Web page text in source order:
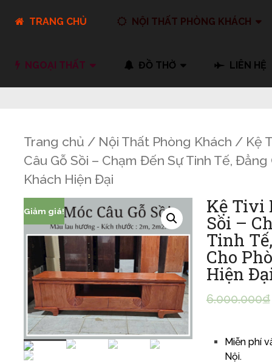
TRANG CHỦ NỘI THẤT PHÒNG KHÁCH
NGOẠI THẤT ĐỒ THỜ LIÊN HỆ
Trang chủ / Nội Thất Phòng Khách / Kệ
Câu Gỗ Sồi – Chạm Đến Sự Tinh Tế,
Khách Hiện Đại
Giảm giá! Kệ Tivi
Sồi –
Tinh
Cho
Hiện
6.000.000₫
Miễn phí
Nội.